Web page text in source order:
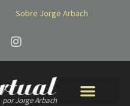
Sobre Jorge Arbach
por Jorge Arbach